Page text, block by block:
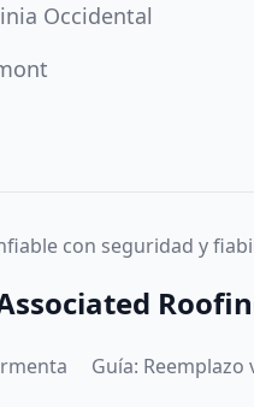
Occidental
con seguridad y
Guía: